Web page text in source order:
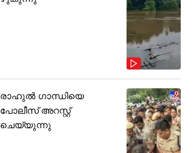
രാഹുൽ ഗാന്ധിയെ
പോലീസ് അറസ്റ്റ്
ചെയ്യുന്നു